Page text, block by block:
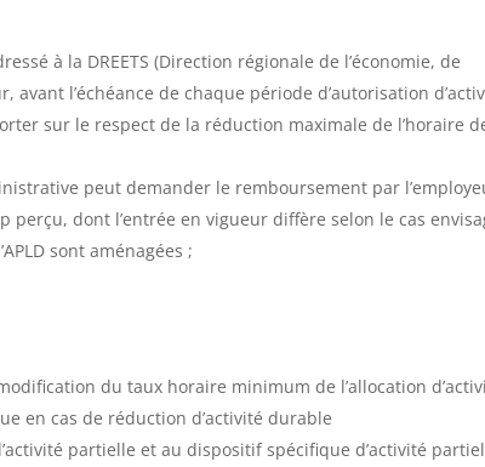
à la DREETS (Direction régionale de l’économie, de
avant l’échéance de chaque période d’autorisation
sur le respect de la réduction maximale de l’horaire
peut demander le remboursement par
perçu, dont l’entrée en vigueur diffère selon le cas
sont aménagées ;
du taux horaire minimum de l’allocation
en cas de réduction d’activité durable
partielle et au dispositif spécifique d’activité